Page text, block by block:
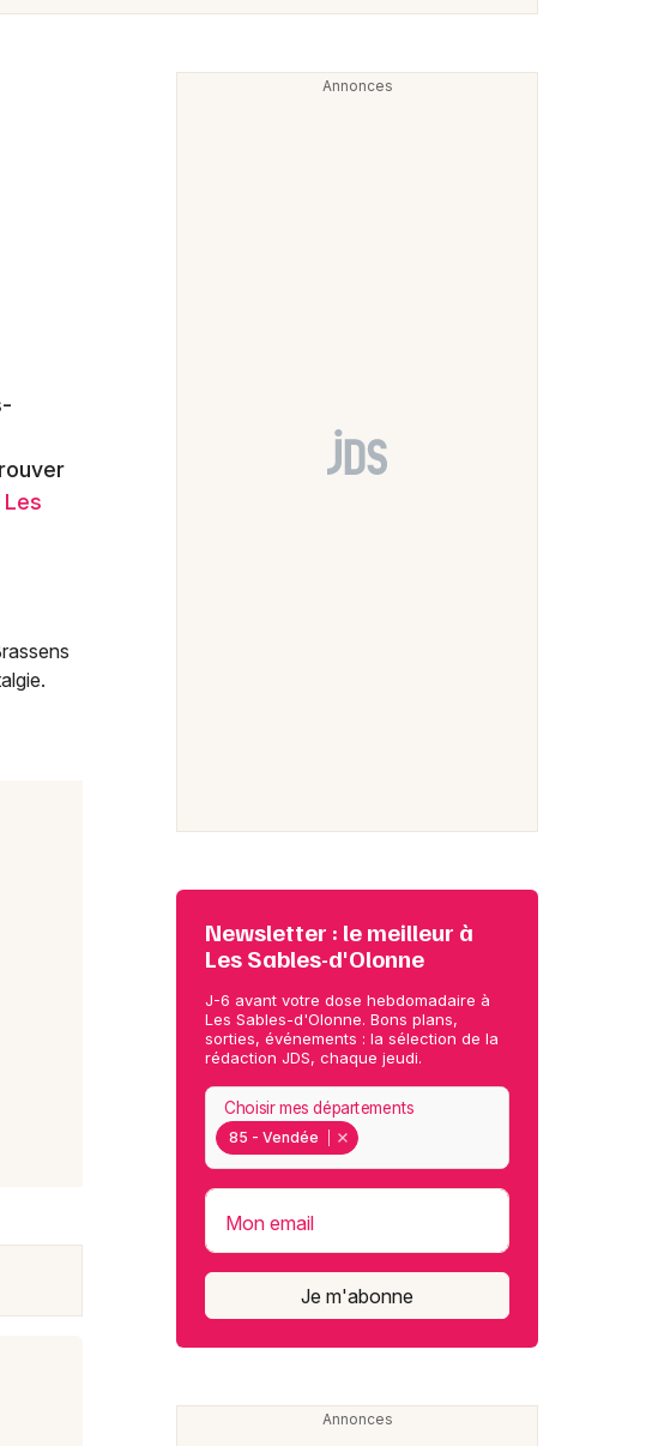
Newsletter : le meilleur à
Les Sables-d'Olonne
J-6 avant votre dose hebdomadaire à
Les Sables-d'Olonne. Bons plans,
sorties, événements : la sélection de la
rédaction JDS, chaque jeudi.
85 - Vendée
Choisir mes départements
Mon email
Je m'abonne